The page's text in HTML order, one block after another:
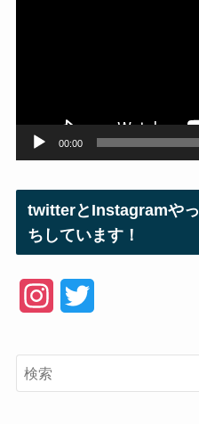
00:00
twitterとInstagramや
ちしています！
t t